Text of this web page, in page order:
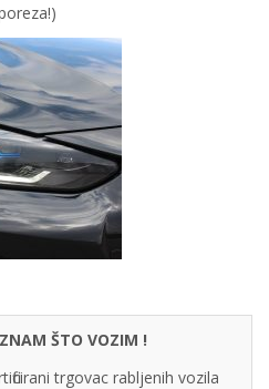
ŠTO VOZIM !
trgovac rabljenih vozila